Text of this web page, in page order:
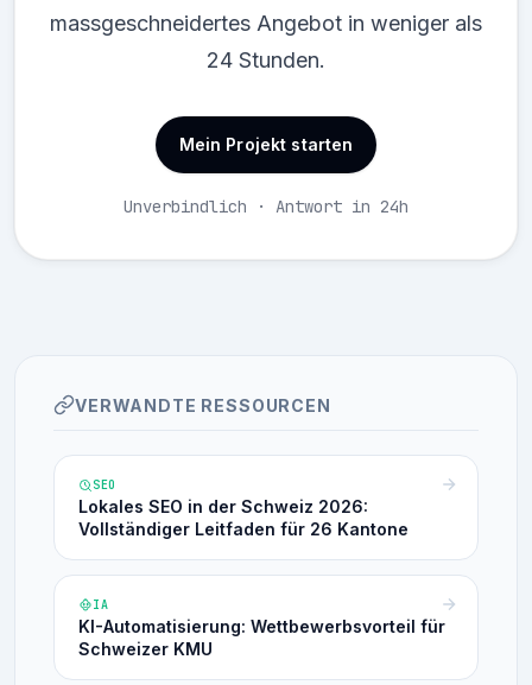
massgeschneidertes Angebot in weniger als
24 Stunden.
Mein Projekt starten
Unverbindlich · Antwort in 24h
VERWANDTE RESSOURCEN
SEO
Lokales SEO in der Schweiz 2026:
Vollständiger Leitfaden für 26 Kantone
IA
KI-Automatisierung: Wettbewerbsvorteil für
Schweizer KMU